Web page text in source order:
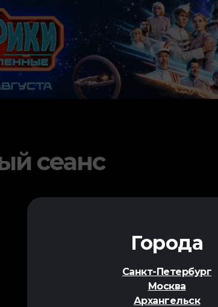
Города
Санкт-Петербург
Москва
Архангельск
сеанс